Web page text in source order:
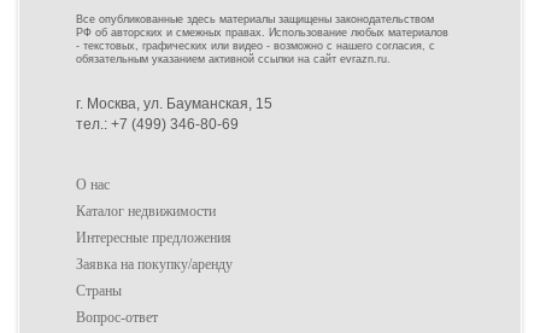
Все опубликованные здесь материалы защищены законодательством
РФ об авторских и смежных правах. Использование любых материалов
- текстовых, графических или видео - возможно с нашего согласия, с
обязательным указанием активной ссылки на сайт evrazn.ru.
г. Москва, ул. Бауманская, 15
тел.: +7 (499) 346-80-69
О нас
Каталог недвижимости
Интересные предложения
Заявка на покупку/аренду
Страны
Вопрос-ответ